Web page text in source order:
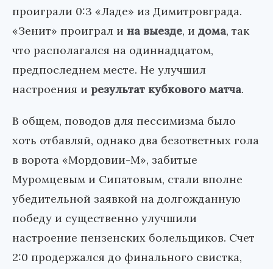
проиграли 0:3 «Ладе» из Димитровграда.
«Зенит» проиграл и на выезде, и дома, так
что располагался на одиннадцатом,
предпоследнем месте. Не улучшил
настроения и результат кубкового матча.
В общем, поводов для пессимизма было
хоть отбавляй, однако два безответных гола
в ворота «Мордовии-М», забитые
Муромцевым и Сипатовым, стали вполне
убедительной заявкой на долгожданную
победу и существенно улучшили
настроение пензенских болельщиков. Счет
2:0 продержался до финального свистка,